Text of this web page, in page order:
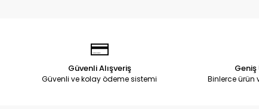
Güvenli Alışveriş
Güvenli ve kolay ödeme sistemi Binlerce ürün